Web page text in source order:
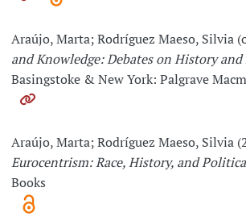
Araújo, Marta; Rodríguez Maeso, Silvia
and Knowledge: Debates on History
Basingstoke & New York: Palgrave
Araújo, Marta; Rodríguez Maeso, Silvia
Eurocentrism: Race, History, and
Books